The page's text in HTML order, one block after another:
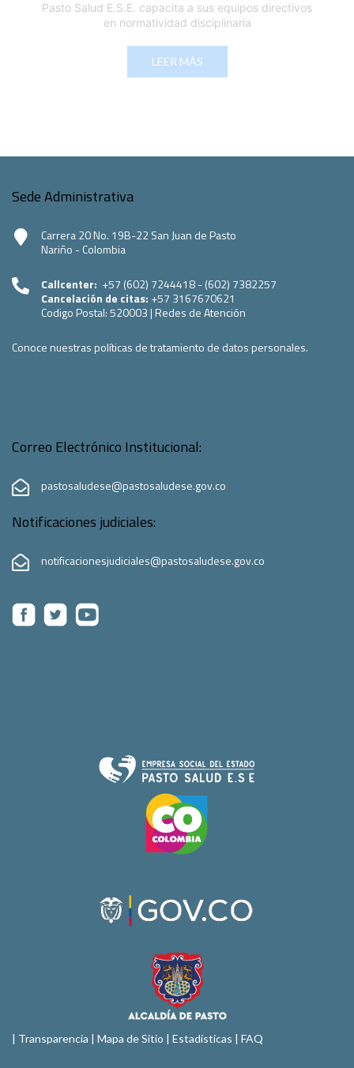
Pasto Salud E.S.E. capacita a sus equipos directivos
en normatividad disciplinaria
LEER MÁS
Sede Administrativa
Carrera 20 No. 19B-22 San Juan de Pasto
Nariño - Colombia
Callcenter: +57 (602) 7244418 - (602) 7382257
Cancelación de citas: +57 3167670621
Codigo Postal:520003 | Redes de Atención
Conoce nuestras políticas de tratamiento de datos personales.
Correo Electrónico Institucional:
pastosaludese@pastosaludese.gov.co
Notificaciones judiciales:
notificacionesjudiciales@pastosaludese.gov.co
| Transparencia | Mapa de Sitio | Estadísticas | FAQ